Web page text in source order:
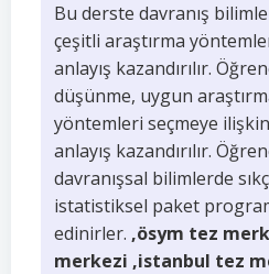
Bu derste davranış
çeşitli araştırma
anlayış kazandırılır.
düşünme, uygun
yöntemleri seçmeye
anlayış kazandırılır.
davranışsal bilimlerde
istatistiksel paket
edinirler. ,ösym tez
merkezi ,istanbul tez